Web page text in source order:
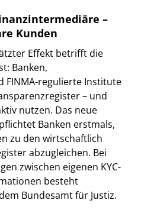
–
Kunden
Effekt betrifft die
Banken,
FINMA-regulierte Institute
– und
nutzen. Das neue
Banken erstmals,
zu den wirtschaftlich
abzugleichen. Bei
zwischen eigenen KYC-
besteht
Bundesamt für Justiz.